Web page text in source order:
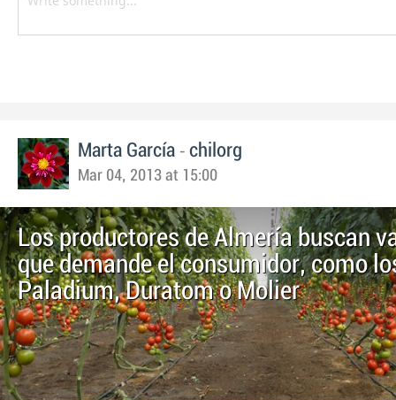
Marta García - chilorg
Mar 04, 2013 at 15:00
Los productores de Almería buscan
que demande el consumidor, como
Paladium, Duratom o Molier